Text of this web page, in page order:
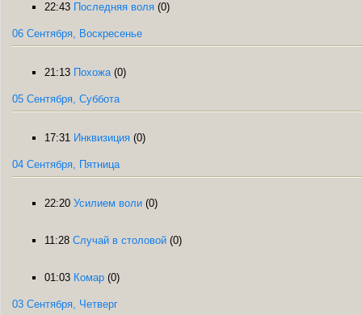
22:43 Последняя воля (0)
06 Сентября, Воскресенье
21:13 Похожа (0)
05 Сентября, Суббота
17:31 Инквизиция (0)
04 Сентября, Пятница
22:20 Усилием воли (0)
11:28 Случай в столовой (0)
01:03 Комар (0)
03 Сентября, Четверг